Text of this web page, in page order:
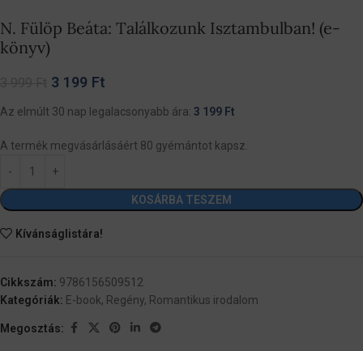
N. Fülöp Beáta: Találkozunk Isztambulban! (e-
könyv)
3 199 Ft
Az elmúlt 30 nap legalacsonyabb ára: 3 199 Ft
A termék megvásárlásáért 80 gyémántot kapsz.
KOSÁRBA TESZEM
Kívánságlistára!
Cikkszám: 9786156509512
Kategóriák: E-book, Regény, Romantikus irodalom
Megosztás: